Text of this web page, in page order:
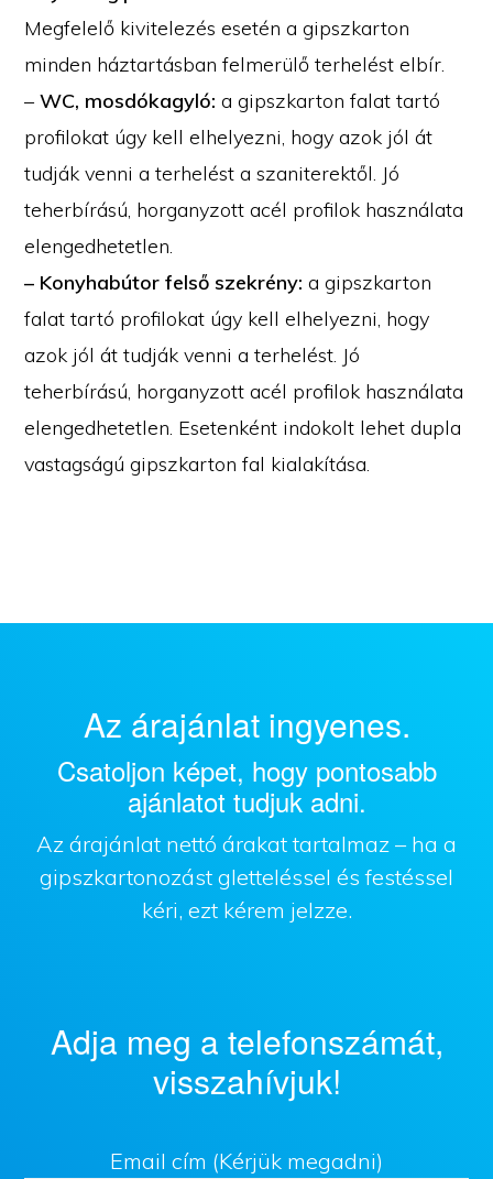
Megfelelő kivitelezés esetén a gipszkarton
minden háztartásban felmerülő terhelést elbír.
–WC, mosdókagyló: a gipszkarton falat tartó
profilokat úgy kell elhelyezni, hogy azok jól át
tudják venni a terhelést a szaniterektől. Jó
teherbírású, horganyzott acél profilok használata
elengedhetetlen.
– Konyhabútor felső szekrény: a gipszkarton
falat tartó profilokat úgy kell elhelyezni, hogy
azok jól át tudják venni a terhelést. Jó
teherbírású, horganyzott acél profilok használata
elengedhetetlen. Esetenként indokolt lehet dupla
vastagságú gipszkarton fal kialakítása.
Az árajánlat ingyenes.
Csatoljon képet, hogy pontosabb
ajánlatot tudjuk adni.
Az árajánlat nettó árakat tartalmaz – ha a
gipszkartonozást gletteléssel és festéssel
kéri, ezt kérem jelzze.
Adja meg a telefonszámát,
visszahívjuk!
Email cím (Kérjük megadni)